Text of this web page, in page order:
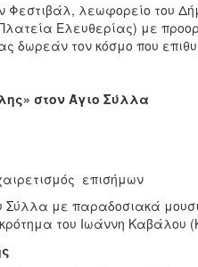
Φεστιβάλ, λεωφορείο του
Ελευθερίας) με
δωρεάν τον κόσμο που
στον Άγιο Σύλλα
επισήμων
Σύλλα με παραδοσιακά
του Ιωάννη Καβάλου